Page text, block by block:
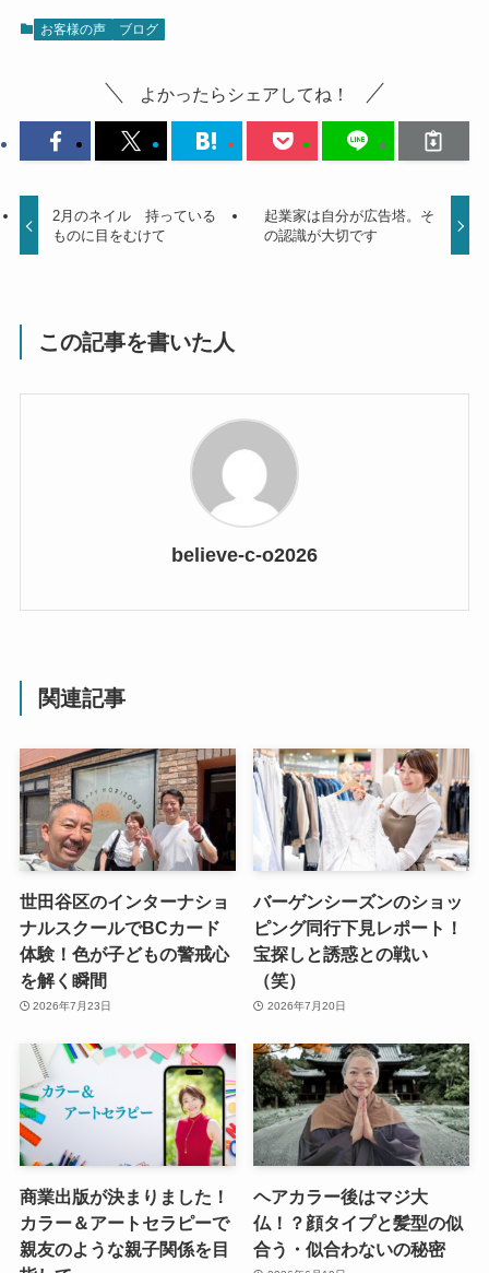
お客様の声 ブログ
よかったらシェアしてね！
2月のネイル 持っている
ものに目をむけて
起業家は自分が広告塔。そ
の認識が大切です
この記事を書いた人
believe-c-o2026
関連記事
世田谷区のインターナショ
ナルスクールでBCカード
体験！色が子どもの警戒心
を解く瞬間
2026年7月23日
バーゲンシーズンのショッ
ピング同行下見レポート！
宝探しと誘惑との戦い
（笑）
2026年7月20日
商業出版が決まりました！
カラー＆アートセラピーで
親友のような親子関係を目
ヘアカラー後はマジ大
仏！？顔タイプと髪型の似
合う・似合わないの秘密